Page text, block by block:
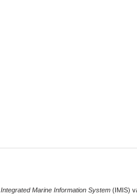
Integrated Marine Information System (IMIS)